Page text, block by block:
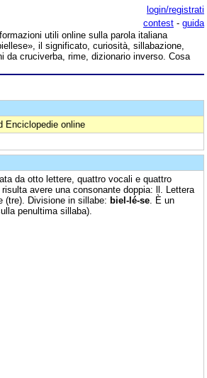
login/registrati
contest - guida
utili online sulla parola italiana
il significato, curiosità, sillabazione,
da cruciverba, rime, dizionario inverso. Cosa
Enciclopedie online
da otto lettere, quattro vocali e quattro
avere una consonante doppia: ll. Lettera
(tre). Divisione in sillabe: biel-lé-se . È un
penultima sillaba).